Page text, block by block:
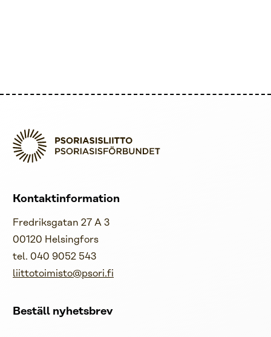
Kontaktinformation
Fredriksgatan 27 A 3
00120 Helsingfors
tel. 040 9052 543
liittotoimisto@psori.fi
Beställ nyhetsbrev